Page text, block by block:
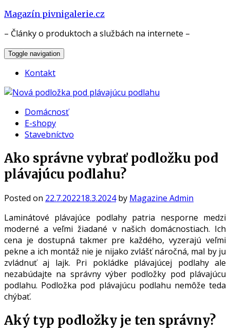
Skip
content
Magazín pivnigalerie.cz
– Články o produktoch a službách na internete –
Toggle navigation
Kontakt
Domácnosť
E-shopy
Stavebníctvo
Ako správne vybrať podložku pod
plávajúcu podlahu?
Posted on 22.7.202218.3.2024by Magazine Admin
Laminátové plávajúce podlahy patria nesporne medzi
moderné a veľmi žiadané v našich domácnostiach. Ich
cena je dostupná takmer pre každého, vyzerajú veľmi
pekne a ich montáž nie je nijako zvlášť náročná, mal by ju
zvládnuť aj lajk. Pri pokládke plávajúcej podlahy ale
nezabúdajte na správny výber podložky pod plávajúcu
podlahu. Podložka pod plávajúcu podlahu nemôže teda
chýbať.
Aký typ podložky je ten správny?